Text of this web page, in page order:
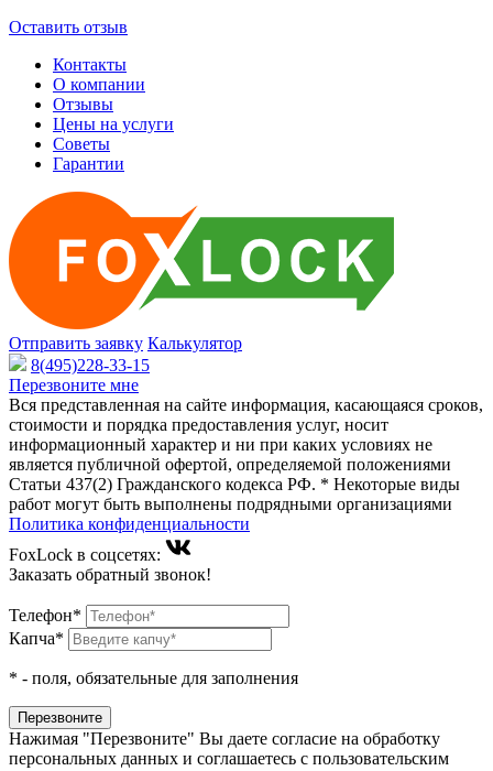
Оставить отзыв
Контакты
О компании
Отзывы
Цены на услуги
Советы
Гарантии
Отправить заявку Калькулятор
8(495)228-33-15
Перезвоните мне
Вся представленная на сайте информация, касающаяся сроков,
стоимости и порядка предоставления услуг, носит
информационный характер и ни при каких условиях не
является публичной офертой, определяемой положениями
Статьи 437(2) Гражданского кодекса РФ. * Некоторые виды
работ могут быть выполнены подрядными организациями
Политика конфиденциальности
FoxLock в соцсетях:
Заказать обратный звонок!
Телефон*
Капча*
* - поля, обязательные для заполнения
Нажимая "Перезвоните" Вы даете согласие на обработку
персональных данных и соглашаетесь c пользовательским